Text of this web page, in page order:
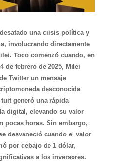
una crisis política y
involucrando directamente
Todo comenzó cuando, en
de febrero de 2025, Milei
Twitter un mensaje
desconocida
generó una rápida
digital, elevando su valor
pocas horas. Sin embargo,
desvaneció cuando el valor
por debajo de 1 dólar,
a los inversores.